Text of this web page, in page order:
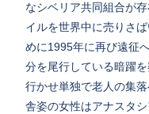
なシベリア共同組合が
イルを世界中に売りさ
めに1995年に再び遠征
分を尾行している暗躍
行かせ単独で老人の集
舎姿の女性はアナスタ